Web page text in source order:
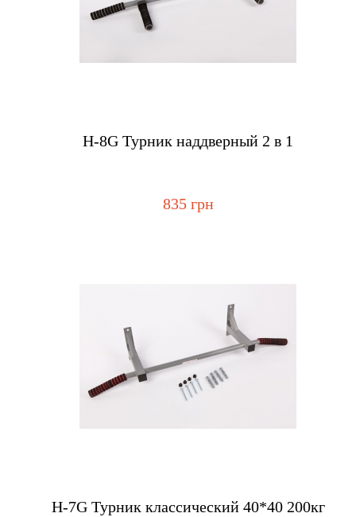
Н-8G Турник наддверный 2 в 1
835 грн
H-7G Турник классический 40*40 200кг